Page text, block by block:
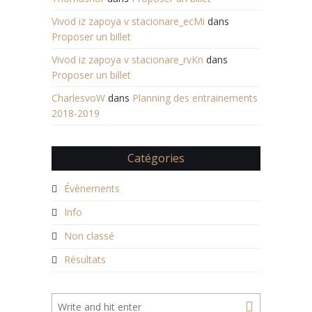
Vivod iz zapoya v stacionare_ecMi dans
Proposer un billet
Vivod iz zapoya v stacionare_rvKn dans
Proposer un billet
CharlesvoW dans Planning des entrainements
2018-2019
Catégories
Évènements
Info
Non classé
Résultats